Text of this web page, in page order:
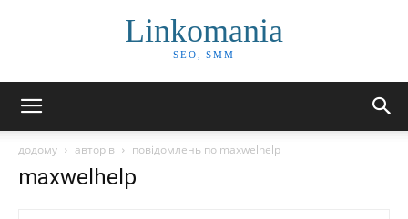
Linkomania
SEO, SMM
додому авторів повідомлень по maxwelhelp
maxwelhelp